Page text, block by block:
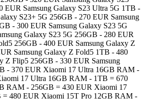
EUR Samsung Galaxy S23 Ultra 5G 1TB -
S23+ 5G 256GB - 270 EUR Samsung
- 300 EUR Samsung Galaxy S23 5G
Galaxy S23 5G 256GB - 280 EUR
256GB - 400 EUR Samsung Galaxy Z
Samsung Galaxy Z Fold5 1TB - 480
Z Flip5 256GB - 330 EUR Samsung
- 370 EUR Xiaomi 17 Ultra 16GB RAM -
17 Ultra 16GB RAM - 1TB = 670
RAM - 256GB = 430 EUR Xiaomi 17
480 EUR Xiaomi 15T Pro 12GB RAM -